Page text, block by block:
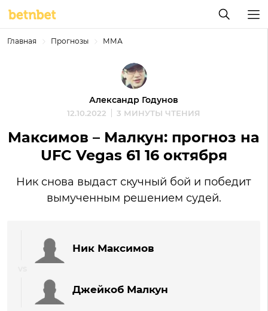
Главная Прогнозы ММА
Александр Годунов
12.10.2022 3 МИНУТЫ ЧТЕНИЯ
Максимов – Малкун: прогноз на
UFC Vegas 61 16 октября
Ник снова выдаст скучный бой и победит
вымученным решением судей.
Ник Максимов
Джейкоб Малкун